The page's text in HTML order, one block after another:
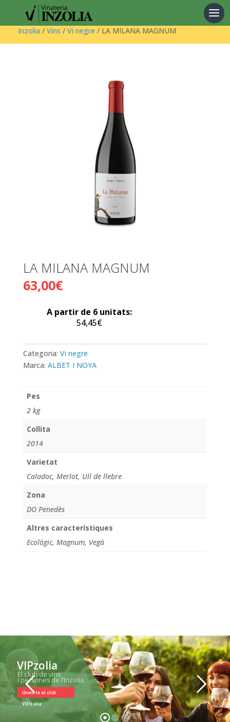
Products
search
Inzolia / Vins / Vi negre / LA MILANA MAGNUM
LA MILANA MAGNUM
63,00€
A partir de 6 unitats:
54,45€
Categoria: Vi negre
Marca: ALBET I NOYA
Pes
2 kg
Collita
2014
Varietat
Caladoc, Merlot, Ull de llebre
Zona
DO Penedès
Altres característiques
Ecològic, Magnum, Vegà
VIPzolia
Uneix-te al club
VIPzolia
El club de vins
i persones de l’Inzolia.